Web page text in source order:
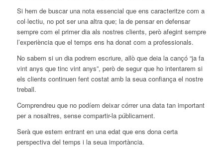
Si hem de buscar una nota essencial que ens caracteritze com a
col·lectiu, no pot ser una altra que; la de pensar en defensar
sempre com el primer dia als nostres clients, però afegint sempre
l’experiència que el temps ens ha donat com a professionals.
No sabem si un dia podrem escriure, allò que deia la cançó “ja fa
vint anys que tinc vint anys”, però de segur que ho intentarem si
els clients continuen fent costat amb la seua confiança el nostre
treball.
Comprendreu que no podíem deixar córrer una data tan important
per a nosaltres, sense compartir-la públicament.
Serà que estem entrant en una edat que ens dona certa
perspectiva del temps i la seua importància.